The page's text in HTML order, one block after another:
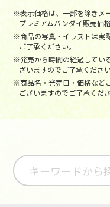
※表示価格は、一部を除きメ
プレミアムバンダイ販売価
※商品の写真・イラストは実
ご了承ください。
※発売から時間の経過してい
ざいますのでご了承くださ
※商品名・発売日・価格など
ございますのでご了承くださ